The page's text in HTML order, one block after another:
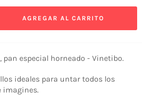
AGREGAR AL CARRITO
pan especial horneado - Vinetibo.
ideales para untar todos los
imagines.